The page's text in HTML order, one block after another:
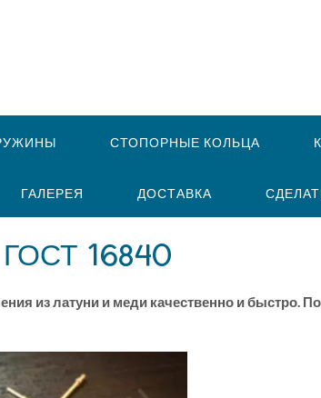
СТОПОРНЫЕ КОЛЬЦА
ГАЛЕРЕЯ ДОСТАВКА
16840
из латуни и меди качественно и быстро.